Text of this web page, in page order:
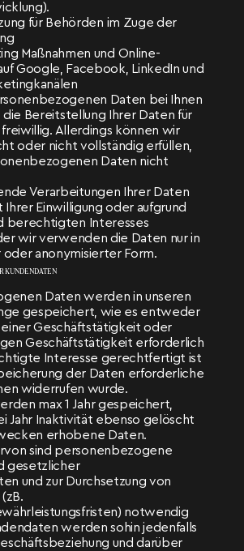
für Behörden im Zuge der
Maßnahmen und Online-
Google, Facebook, LinkedIn und
Daten bei Ihnen
Bereitstellung Ihrer Daten für
Allerdings können wir
oder nicht vollständig erfüllen,
Daten nicht
Verarbeitungen Ihrer Daten
Einwilligung oder aufgrund
berechtigten Interesses
wir verwenden die Daten nur in
anonymisierter Form.
KUNDENDATEN
Daten werden in unseren
gespeichert, wie es entweder
Geschäftstätigkeit oder
Geschäftstätigkeit erforderlich
Interesse gerechtfertigt ist
der Daten erforderliche
widerrufen wurde.
max 1 Jahr gespeichert,
Jahr Inaktivität ebenso gelöscht
erhobene Daten.
sind personenbezogene
gesetzlicher
und zur Durchsetzung von
notwendig
werden sohin jedenfalls
und darüber